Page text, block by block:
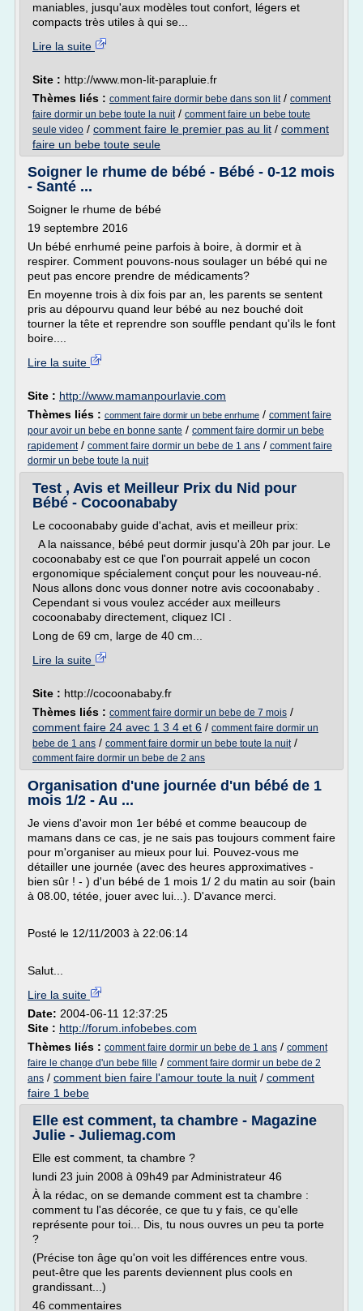
maniables, jusqu'aux modèles tout confort, légers et
compacts très utiles à qui se...
Lire la suite
Site : http://www.mon-lit-parapluie.fr
Thèmes liés : comment faire dormir bebe dans son lit/ comment
faire dormir un bebe toute la nuit/ comment faire un bebe toute
seule video / comment faire le premier pas au lit / comment
faire un bebe toute seule
Soigner le rhume de bébé - Bébé - 0-12 mois
- Santé ...
Soigner le rhume de bébé
19 septembre 2016
Un bébé enrhumé peine parfois à boire, à dormir et à
respirer. Comment pouvons-nous soulager un bébé qui ne
peut pas encore prendre de médicaments?
En moyenne trois à dix fois par an, les parents se sentent
pris au dépourvu quand leur bébé au nez bouché doit
tourner la tête et reprendre son souffle pendant qu'ils le font
boire....
Lire la suite
Site : http://www.mamanpourlavie.com
Thèmes liés : comment faire dormir un bebe enrhume / comment faire
pour avoir un bebe en bonne sante / comment faire dormir un bebe
rapidement/ comment faire dormir un bebe de 1 ans / comment faire
dormir un bebe toute la nuit
Test , Avis et Meilleur Prix du Nid pour
Bébé - Cocoonababy
Le cocoonababy guide d'achat, avis et meilleur prix:
A la naissance, bébé peut dormir jusqu'à 20h par jour. Le
cocoonababy est ce que l'on pourrait appelé un cocon
ergonomique spécialement conçut pour les nouveau-né.
Nous allons donc vous donner notre avis cocoonababy .
Cependant si vous voulez accéder aux meilleurs
cocoonababy directement, cliquez ICI .
Long de 69 cm, large de 40 cm...
Lire la suite
Site : http://cocoonababy.fr
Thèmes liés : comment faire dormir un bebe de 7 mois /
comment faire 24 avec 1 3 4 et 6 / comment faire dormir un
bebe de 1 ans / comment faire dormir un bebe toute la nuit/
comment faire dormir un bebe de 2 ans
Organisation d'une journée d'un bébé de 1
mois 1/2 - Au ...
Je viens d'avoir mon 1er bébé et comme beaucoup de
mamans dans ce cas, je ne sais pas toujours comment faire
pour m'organiser au mieux pour lui. Pouvez-vous me
détailler une journée (avec des heures approximatives -
bien sûr ! - ) d'un bébé de 1 mois 1/ 2 du matin au soir (bain
à 08.00, tétée, jouer avec lui...). D'avance merci.
Posté le 12/11/2003 à 22:06:14
Salut...
Lire la suite
Date: 2004-06-11 12:37:25
Site : http://forum.infobebes.com
Thèmes liés : comment faire dormir un bebe de 1 ans / comment
faire le change d'un bebe fille / comment faire dormir un bebe de 2
ans / comment bien faire l'amour toute la nuit / comment
faire 1 bebe
Elle est comment, ta chambre - Magazine
Julie - Juliemag.com
Elle est comment, ta chambre ?
lundi 23 juin 2008 à 09h49 par Administrateur 46
À la rédac, on se demande comment est ta chambre :
comment tu l'as décorée, ce que tu y fais, ce qu'elle
représente pour toi... Dis, tu nous ouvres un peu ta porte
?
(Précise ton âge qu'on voit les différences entre vous.
peut-être que les parents deviennent plus cools en
grandissant...)
46 commentaires